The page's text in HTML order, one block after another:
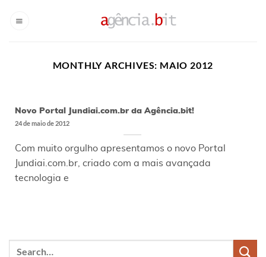
MONTHLY ARCHIVES: MAIO 2012
Novo Portal Jundiai.com.br da Agência.bit!
24 de maio de 2012
Com muito orgulho apresentamos o novo Portal
Jundiai.com.br, criado com a mais avançada
tecnologia e